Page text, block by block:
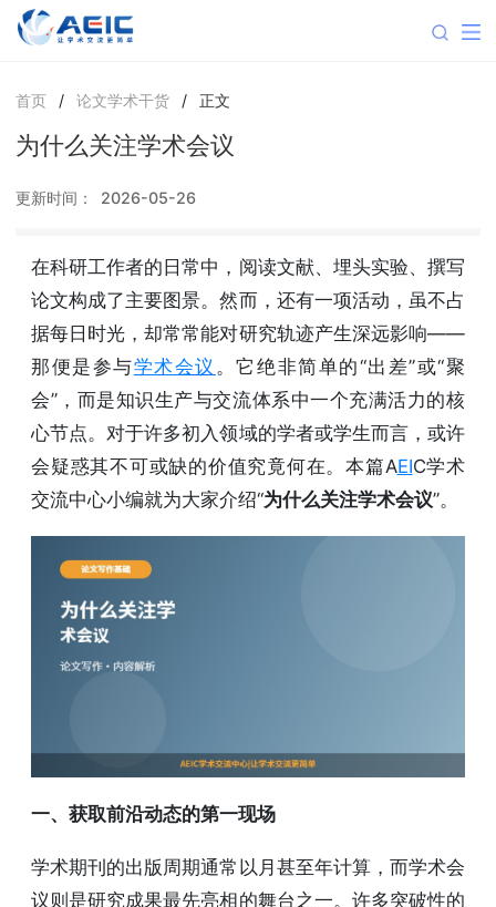
首页 / 论文学术干货 / 正文
为什么关注学术会议
更新时间： 2026-05-26
在科研工作者的日常中，阅读文献、埋头实验、撰写
论文构成了主要图景。然而，还有一项活动，虽不占
据每日时光，却常常能对研究轨迹产生深远影响——
那便是参与学术会议 。它绝非简单的“出差”或“聚
会”，而是知识生产与交流体系中一个充满活力的核
心节点。对于许多初入领域的学者或学生而言，或许
会疑惑其不可或缺的价值究竟何在。本篇AEIC学术
交流中心小编就为大家介绍“为什么关注学术会议”。
一、获取前沿动态的第一现场
学术期刊的出版周期通常以月甚至年计算，而学术会
议则是研究成果最先亮相的舞台之一。许多突破性的